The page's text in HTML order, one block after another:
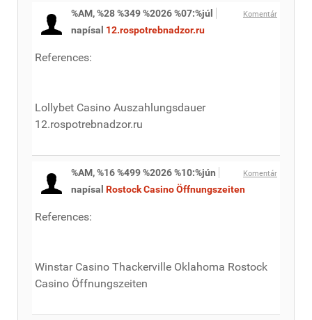
Komentár
%AM, %28 %349 %2026 %07:%júl
napísal 12.rospotrebnadzor.ru
References:
Lollybet Casino Auszahlungsdauer
12.rospotrebnadzor.ru
Komentár
%AM, %16 %499 %2026 %10:%jún
napísal Rostock Casino Öffnungszeiten
References:
Winstar Casino Thackerville Oklahoma Rostock
Casino Öffnungszeiten